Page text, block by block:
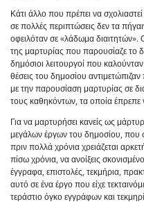
Κάτι άλλο που πρέπει να
σε πολλές περιπτώσεις δεν τα
οφειλόταν σε «λάδωμα
της μαρτυρίας που παρουσίαζε το
δημόσιοι λειτουργοί που
θέσεις του δημοσίου
με την παρουσίαση μαρτυρίας σε
τους καθηκόντων, τα οποία
Για να μαρτυρήσει κανείς ως
μεγάλων έργων του δημοσίου, που
πριν πολλά χρόνια χρειάζεται
πίσω χρόνια, να ανοίξεις
έγγραφα, επιστολές, τεκμήρια,
αυτό σε ένα έργο που είχε
τεράστιο όγκο εγγράφων και